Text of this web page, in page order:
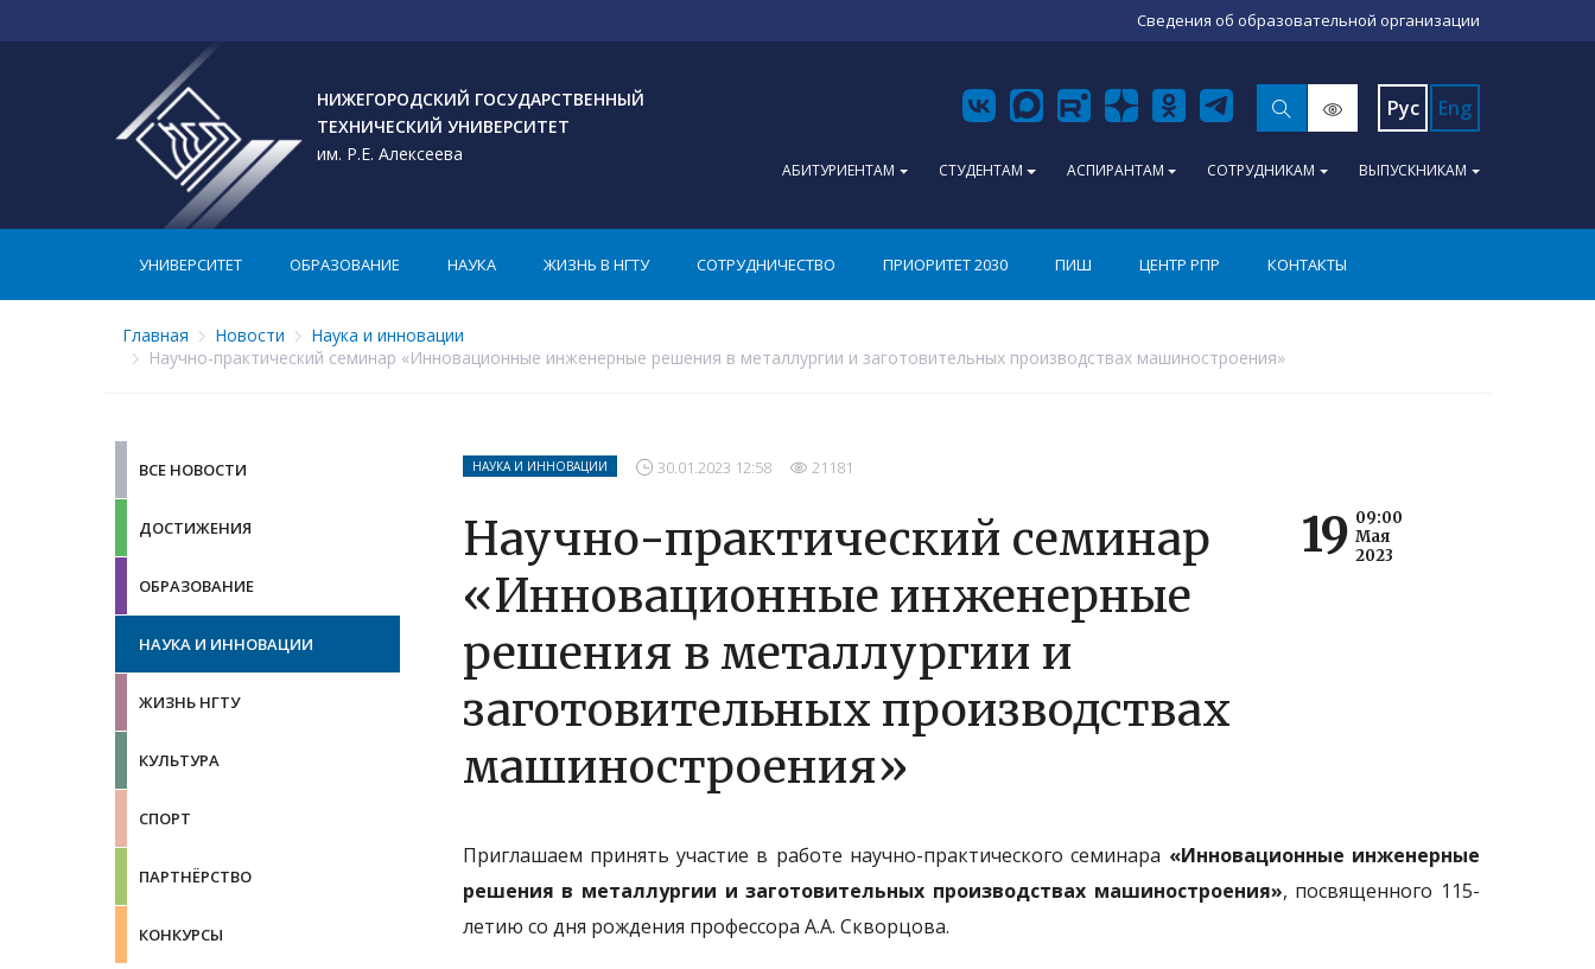
Сведения об образовательной организации
НИЖЕГОРОДСКИЙ ГОСУДАРСТВЕННЫЙ
ТЕХНИЧЕСКИЙ УНИВЕРСИТЕТ
им. Р.Е. Алексеева
Рус Eng
АБИТУРИЕНТАМ СТУДЕНТАМ АСПИРАНТАМ СОТРУДНИКАМ ВЫПУСКНИКАМ
УНИВЕРСИТЕТ ОБРАЗОВАНИЕ НАУКА ЖИЗНЬ В НГТУ СОТРУДНИЧЕСТВО ПРИОРИТЕТ 2030 ПИШ ЦЕНТР РПР КОНТАКТЫ
Главная Новости
Наука и инновации
Научно-практический семинар «Инновационные инженерные решения в металлургии и заготовительных производствах машиностроения»
ВСЕ НОВОСТИ
ДОСТИЖЕНИЯ
ОБРАЗОВАНИЕ
НАУКА И ИННОВАЦИИ
ЖИЗНЬ НГТУ
КУЛЬТУРА
СПОРТ
ПАРТНЁРСТВО
КОНКУРСЫ
НАУКА И ИННОВАЦИИ 30.01.2023 12:58 21181
Научно-практический семинар
«Инновационные инженерные
решения в металлургии и
заготовительных производствах
машиностроения»
19 09:00
Мая
2023
Приглашаем принять участие в работе научно-практического семинара «Инновационные инженерные
решения в металлургии и заготовительных производствах машиностроения», посвященного 115-
летию со дня рождения профессора А.А. Скворцова.